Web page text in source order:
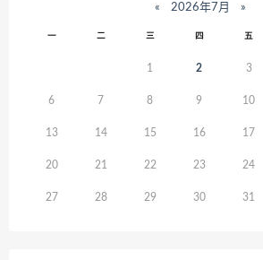
« 2026年7月 »
一 二 三 四 五
1 2 3
6 7 8 9 10
13 14 15 16 17
20 21 22 23 24
27 28 29 30 31